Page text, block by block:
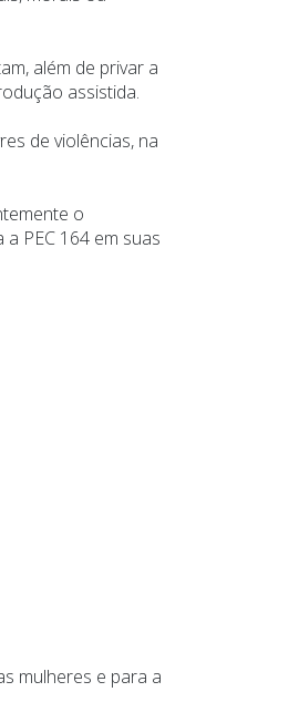
além de privar a
assistida.
de violências, na
o
PEC 164 em suas
mulheres e para a